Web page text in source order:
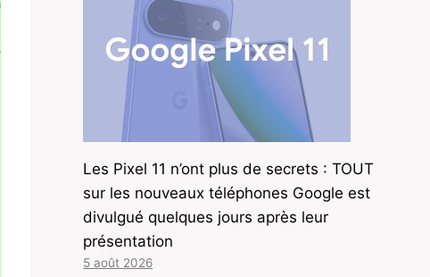
Les Pixel 11 n’ont plus de secrets : TOUT
sur les nouveaux téléphones Google est
divulgué quelques jours après leur
présentation
5 août 2026